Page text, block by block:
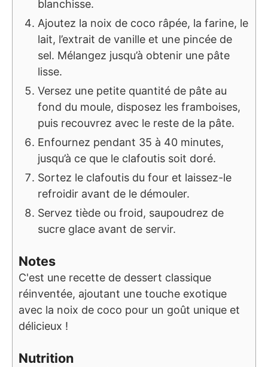
blanchisse.
Ajoutez la noix de coco râpée, la farine, le
lait, l’extrait de vanille et une pincée de
sel. Mélangez jusqu’à obtenir une pâte
lisse.
Versez une petite quantité de pâte au
fond du moule, disposez les framboises,
puis recouvrez avec le reste de la pâte.
Enfournez pendant 35 à 40 minutes,
jusqu’à ce que le clafoutis soit doré.
Sortez le clafoutis du four et laissez-le
refroidir avant de le démouler.
Servez tiède ou froid, saupoudrez de
sucre glace avant de servir.
Notes
C'est une recette de dessert classique
réinventée, ajoutant une touche exotique
avec la noix de coco pour un goût unique et
délicieux !
Nutrition